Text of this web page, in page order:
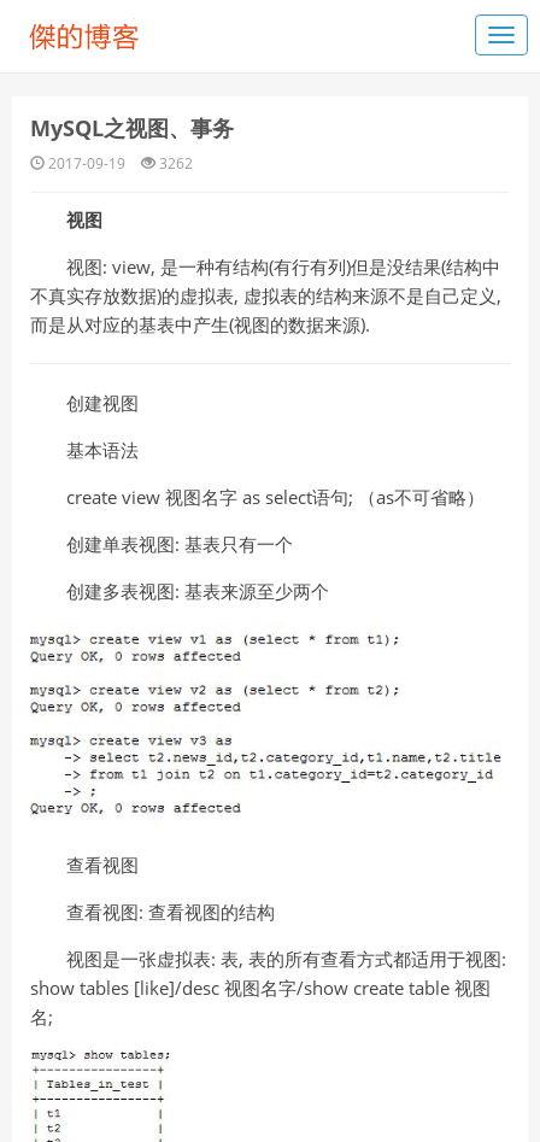
MySQL之视图、事务
2017-09-19 3262
视图
视图: view, 是一种有结构(有行有列)但是没结果(结构中
不真实存放数据)的虚拟表, 虚拟表的结构来源不是自己定义,
而是从对应的基表中产生(视图的数据来源).
创建视图
基本语法
create view 视图名字 as select语句; （as不可省略）
创建单表视图: 基表只有一个
创建多表视图: 基表来源至少两个
查看视图
查看视图: 查看视图的结构
视图是一张虚拟表: 表, 表的所有查看方式都适用于视图:
show tables [like]/desc 视图名字/show create table 视图
名;